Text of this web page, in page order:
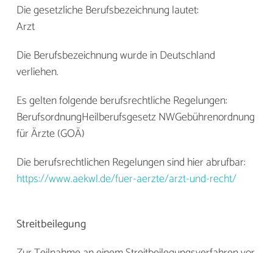
Die gesetzliche Berufsbezeichnung lautet:
Arzt
Die Berufsbezeichnung wurde in Deutschland
verliehen.
Es gelten folgende berufsrechtliche Regelungen:
BerufsordnungHeilberufsgesetz NWGebührenordnung
für Ärzte (GOÄ)
Die berufsrechtlichen Regelungen sind hier abrufbar:
https://www.aekwl.de/fuer-aerzte/arzt-und-recht/
Streitbeilegung